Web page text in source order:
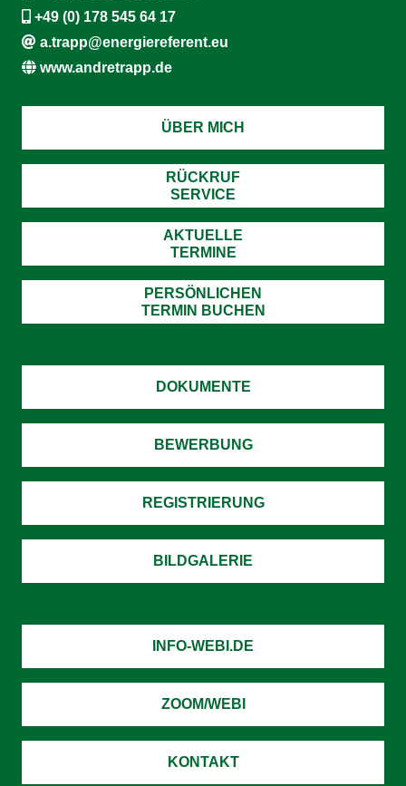
+49 (0) 178 545 64 17
a.trapp@energiereferent.eu
www.andretrapp.de
ÜBER MICH
RÜCKRUF
SERVICE
AKTUELLE
TERMINE
PERSÖNLICHEN
TERMIN BUCHEN
DOKUMENTE
BEWERBUNG
REGISTRIERUNG
BILDGALERIE
INFO-WEBI.DE
ZOOM/WEBI
KONTAKT